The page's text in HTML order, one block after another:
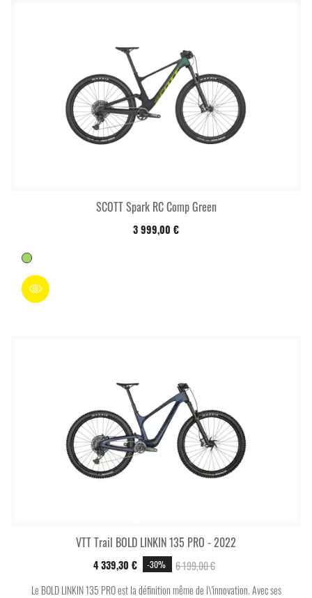
SCOTT Spark RC Comp Green
3 999,00 €
Vert
VTT Trail BOLD LINKIN 135 PRO - 2022
4 339,30 € -30%
6 199,00 €
Le BOLD LINKIN 135 PRO est la définition même de l\'innovation. Avec ses